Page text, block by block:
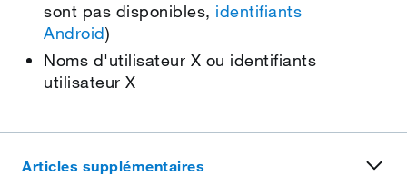
sont pas disponibles, identifiants
Android)
Noms d'utilisateur X ou identifiants
utilisateur X
Articles supplémentaires